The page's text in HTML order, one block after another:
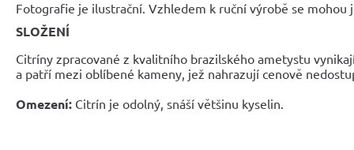
Fotografie je ilustrační. Vzhledem k ruční výrobě se
SLOŽENÍ
Citríny zpracované z kvalitního brazilského ametystu
a patří mezi oblíbené kameny, jež nahrazují cenově
Omezení: Citrín je odolný, snáší většinu kyselin.